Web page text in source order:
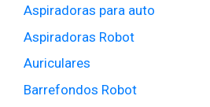
Aspiradoras para auto
Aspiradoras Robot
Auriculares
Barrefondos Robot